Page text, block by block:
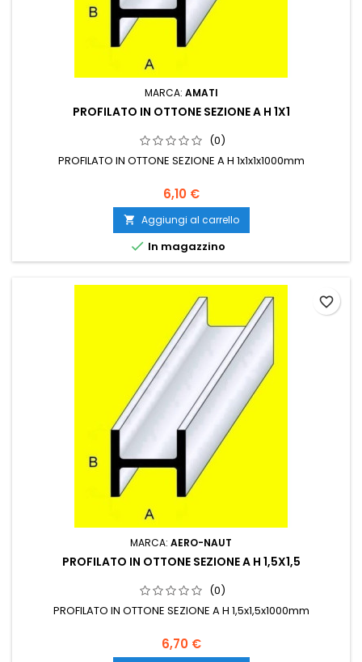
MARCA: AMATI
PROFILATO IN OTTONE SEZIONE A H 1X1
(0)
PROFILATO IN OTTONE SEZIONE A H 1x1x1x1000mm
6,10 €
 Aggiungi al carrello
 In magazzino
MARCA: AERO-NAUT
PROFILATO IN OTTONE SEZIONE A H 1,5X1,5
(0)
PROFILATO IN OTTONE SEZIONE A H 1,5x1,5x1000mm
6,70 €
favorite_border